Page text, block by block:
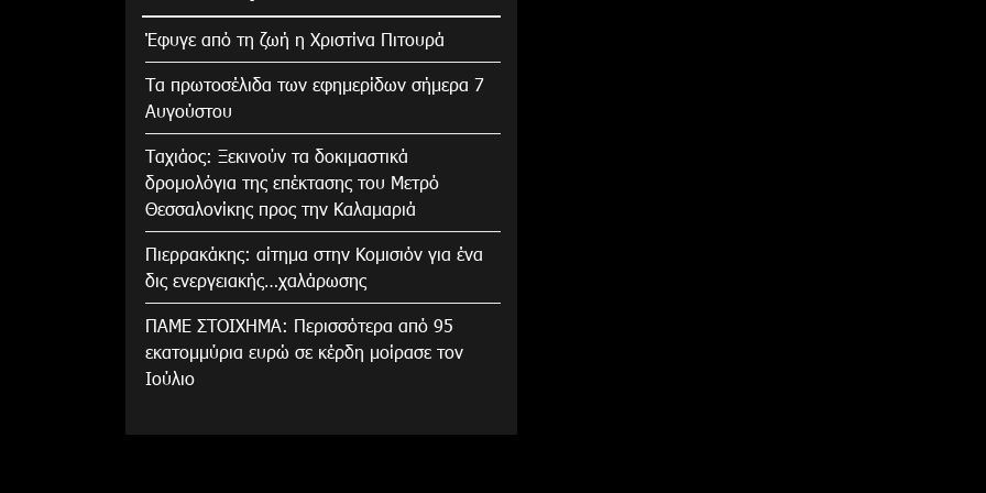
Έφυγε από τη ζωή η Χριστίνα Πιτουρά
Τα πρωτοσέλιδα των εφημερίδων σήμερα 7
Αυγούστου
Tαχιάος: Ξεκινούν τα δοκιμαστικά
δρομολόγια της επέκτασης του Μετρό
Θεσσαλονίκης προς την Καλαμαριά
Πιερρακάκης: αίτημα στην Κομισιόν για ένα
δις ενεργειακής…χαλάρωσης
ΠΑΜΕ ΣΤΟΙΧΗΜΑ: Περισσότερα από 95
εκατομμύρια ευρώ σε κέρδη μοίρασε τον
Ιούλιο